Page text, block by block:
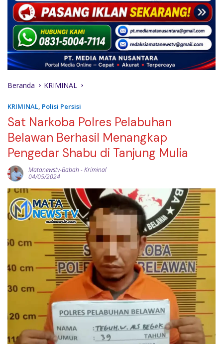
Beranda KRIMINAL
KRIMINAL, Polisi Persisi
Sat Narkoba Polres Pelabuhan
Belawan Berhasil Menangkap
Pengedar Shabu di Tanjung Mulia
Matanewstv-Babah -Kriminal
04/05/2024